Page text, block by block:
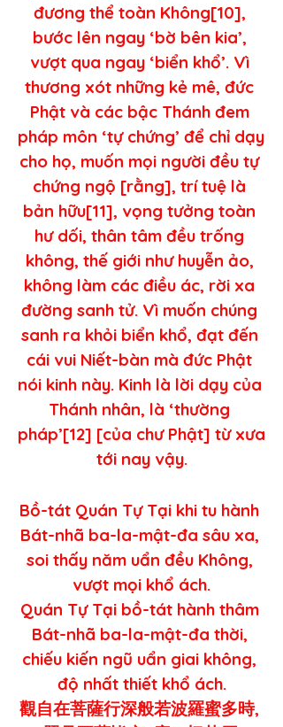
đương thể toàn Không[10],
bước lên ngay ‘bờ bên kia’,
vượt qua ngay ‘biển khổ’. Vì
thương xót những kẻ mê, đức
Phật và các bậc Thánh đem
pháp môn ‘tự chứng’ để chỉ dạy
cho họ, muốn mọi người đều tự
chứng ngộ [rằng], trí tuệ là
bản hữu[11], vọng tưởng toàn
hư dối, thân tâm đều trống
không, thế giới như huyễn ảo,
không làm các điều ác, rời xa
đường sanh tử. Vì muốn chúng
sanh ra khỏi biển khổ, đạt đến
cái vui Niết-bàn mà đức Phật
nói kinh này. Kinh là lời dạy của
Thánh nhân, là ‘thường
pháp’[12] [của chư Phật] từ xưa
tới nay vậy.
Bồ-tát Quán Tự Tại khi tu hành
Bát-nhã ba-la-mật-đa sâu xa,
soi thấy năm uẩn đều Không,
vượt mọi khổ ách.
Quán Tự Tại bồ-tát hành thâm
Bát-nhã ba-la-mật-đa thời,
chiếu kiến ngũ uẩn giai không,
độ nhất thiết khổ ách.
觀自在菩薩行深般若波羅蜜多時,